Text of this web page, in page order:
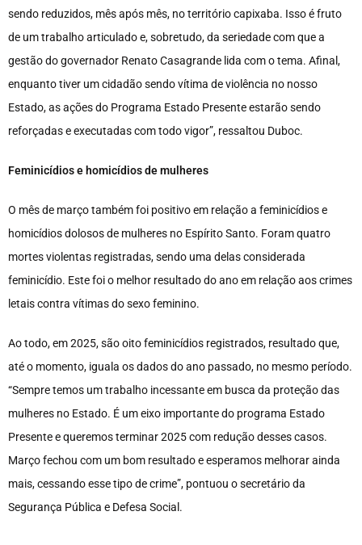
sendo reduzidos, mês após mês, no território capixaba. Isso é fruto
de um trabalho articulado e, sobretudo, da seriedade com que a
gestão do governador Renato Casagrande lida com o tema. Afinal,
enquanto tiver um cidadão sendo vítima de violência no nosso
Estado, as ações do Programa Estado Presente estarão sendo
reforçadas e executadas com todo vigor”, ressaltou Duboc.
Feminicídios e homicídios de mulheres
O mês de março também foi positivo em relação a feminicídios e
homicídios dolosos de mulheres no Espírito Santo. Foram quatro
mortes violentas registradas, sendo uma delas considerada
feminicídio. Este foi o melhor resultado do ano em relação aos crimes
letais contra vítimas do sexo feminino.
Ao todo, em 2025, são oito feminicídios registrados, resultado que,
até o momento, iguala os dados do ano passado, no mesmo período.
“Sempre temos um trabalho incessante em busca da proteção das
mulheres no Estado. É um eixo importante do programa Estado
Presente e queremos terminar 2025 com redução desses casos.
Março fechou com um bom resultado e esperamos melhorar ainda
mais, cessando esse tipo de crime”, pontuou o secretário da
Segurança Pública e Defesa Social.